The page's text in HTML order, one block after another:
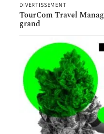
DIVERTISSEMENT
TourCom Travel
grand